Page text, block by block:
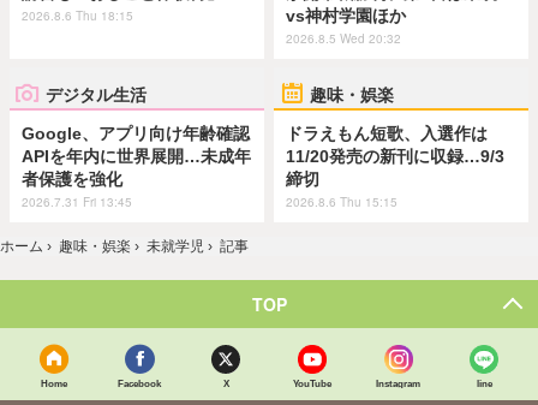
2026.8.6 Thu 18:15
vs神村学園ほか
2026.8.5 Wed 20:32
デジタル生活
Google、アプリ向け年齢確認
APIを年内に世界展開…未成年
者保護を強化
2026.7.31 Fri 13:45
趣味・娯楽
ドラえもん短歌、入選作は
11/20発売の新刊に収録…9/3
締切
2026.8.6 Thu 15:15
ホーム › 趣味・娯楽 › 未就学児 › 記事
TOP
Home Facebook X YouTube Instagram line